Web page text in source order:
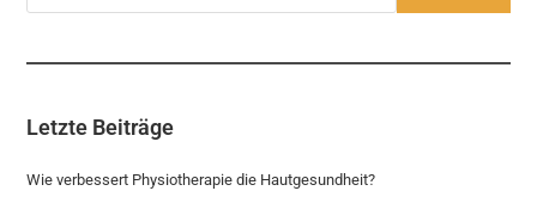
Letzte Beiträge
Wie verbessert Physiotherapie die Hautgesundheit?